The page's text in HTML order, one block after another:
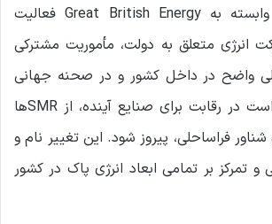
عنوان یک شرکت وابسته به Great British Energy فعالیت
انرژی متعلق به دولت، مأموریت مشترکی
واضح در داخل کشور و در صحنه جهانی
که بریتانیا مصمم است در رقابت برای صنایع آینده، از SMRها
شناور فراساحلی، پیروز شود. این تغییر نام و
و تمرکز بر تمامی ابعاد انرژی پاک در کشور